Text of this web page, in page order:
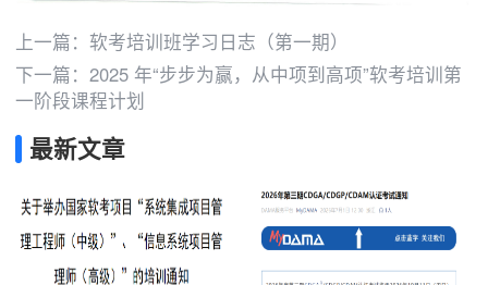
上一篇：软考培训班学习日志（第一期）
下一篇：2025 年“步步为赢，从中项到高项”软考培训第
一阶段课程计划
最新文章